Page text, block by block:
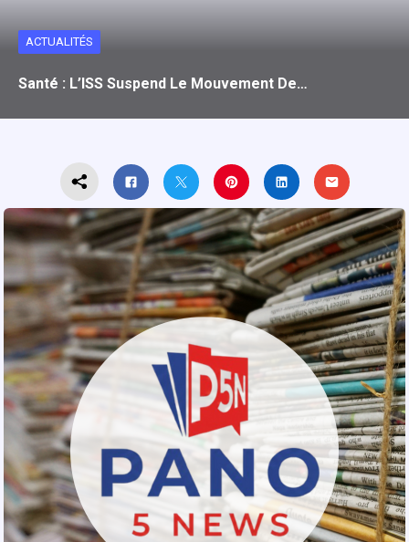
ACTUALITÉS
Santé : L’ISS Suspend Le Mouvement De…